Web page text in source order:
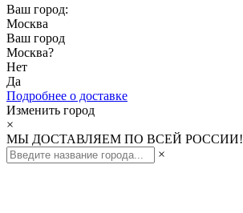
Ваш город:
Москва
Ваш город
Москва?
Нет
Да
Подробнее о доставке
Изменить город
×
МЫ ДОСТАВЛЯЕМ ПО ВСЕЙ РОССИИ!
×